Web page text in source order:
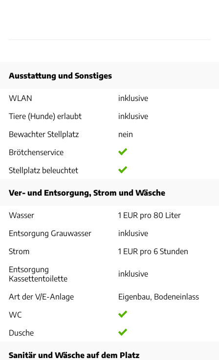
Ausstattung und Sonstiges
WLAN
inklusive
Tiere (Hunde) erlaubt
inklusive
Bewachter Stellplatz
nein
Brötchenservice
Stellplatz beleuchtet
Ver- und Entsorgung, Strom und Wäsche
Wasser
1 EUR pro 80 Liter
Entsorgung Grauwasser
inklusive
Strom
1 EUR pro 6 Stunden
Entsorgung
Kassettentoilette
inklusive
Art der V/E-Anlage
Eigenbau, Bodeneinlass
WC
Dusche
Sanitär und Wäsche auf dem Platz